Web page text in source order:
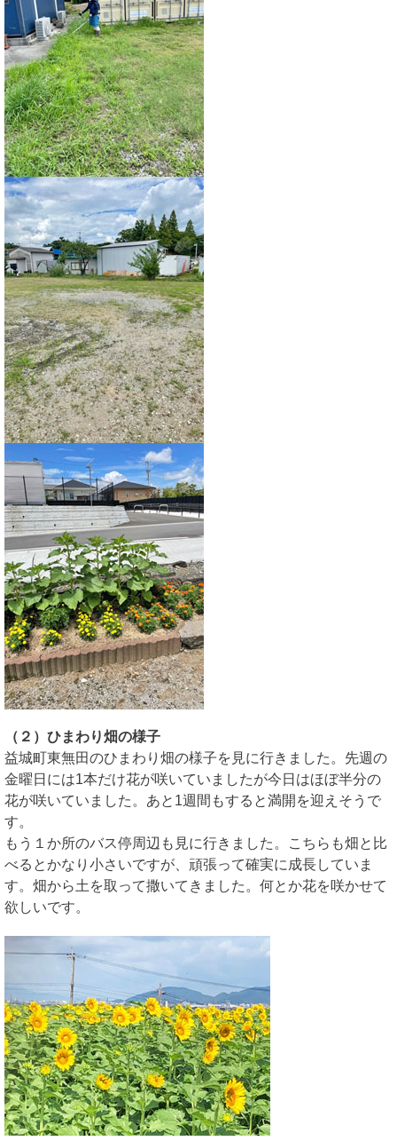
（２）ひまわり畑の様子
益城町東無田のひまわり畑の様子を見に行きました。先週の
金曜日には1本だけ花が咲いていましたが今日はほぼ半分の
花が咲いていました。あと1週間もすると満開を迎えそうで
す。
もう１か所のバス停周辺も見に行きました。こちらも畑と比
べるとかなり小さいですが、頑張って確実に成長していま
す。畑から土を取って撒いてきました。何とか花を咲かせて
欲しいです。